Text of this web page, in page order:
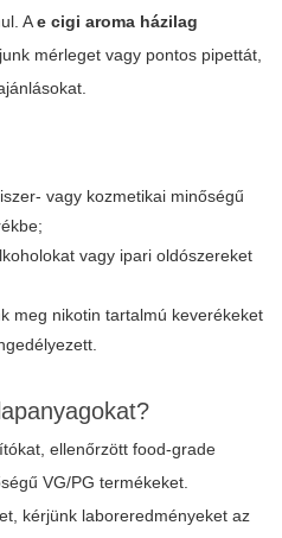
Ae cigi aroma házilag
mérleget vagy pontos pipettát,
vagy kozmetikai minőségű
vagy ipari oldószereket
meg nikotin tartalmú keverékeket
ellenőrzött food-grade
VG/PG termékeket.
kérjünk laboreredményeket az